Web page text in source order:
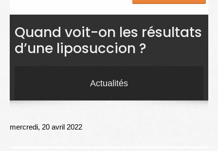
Actualités
Sciences
Droit
Lexique
Quand voit-on les résultats
d’une liposuccion ?
Actualités
mercredi, 20 avril 2022